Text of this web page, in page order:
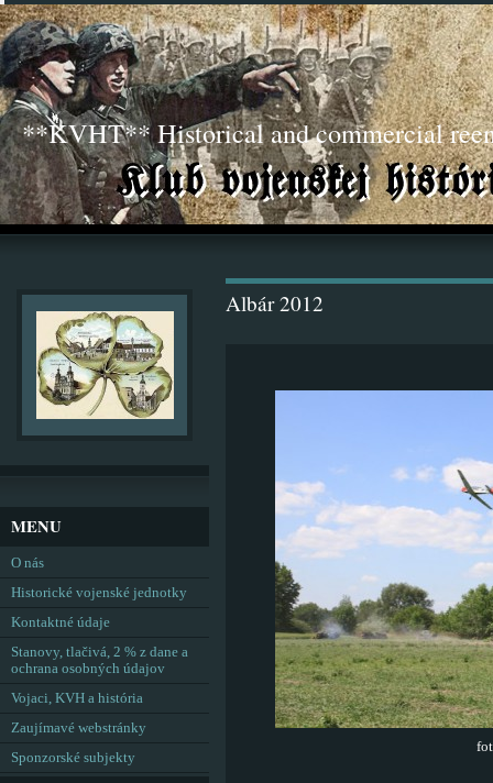
**KVHT** Historical and commercial
Albár 2012
MENU
O nás
Historické vojenské jednotky
Kontaktné údaje
Stanovy, tlačivá, 2 % z dane a
ochrana osobných údajov
Vojaci, KVH a história
Zaujímavé webstránky
Sponzorské subjekty